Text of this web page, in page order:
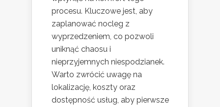
procesu. Kluczowe jest, aby
zaplanować nocleg z
wyprzedzeniem, co pozwoli
uniknąć chaosu i
nieprzyjemnych niespodzianek.
Warto zwrócić uwagę na
lokalizację, koszty oraz
dostępność usług, aby pierwsze